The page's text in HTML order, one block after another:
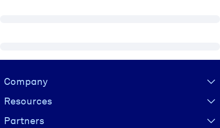
Visually hidden Text
Company
Resources
Partners